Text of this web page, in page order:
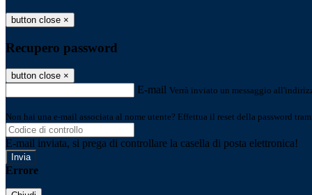
button close ×
Recupero password
button close ×
E-mail Verrà inviato un messaggio
Non hai una e-mail associata al nome utente? Effettua il reset della password
E-mail inviata, si prega di controllare la casella di posta elettronica!
Errore